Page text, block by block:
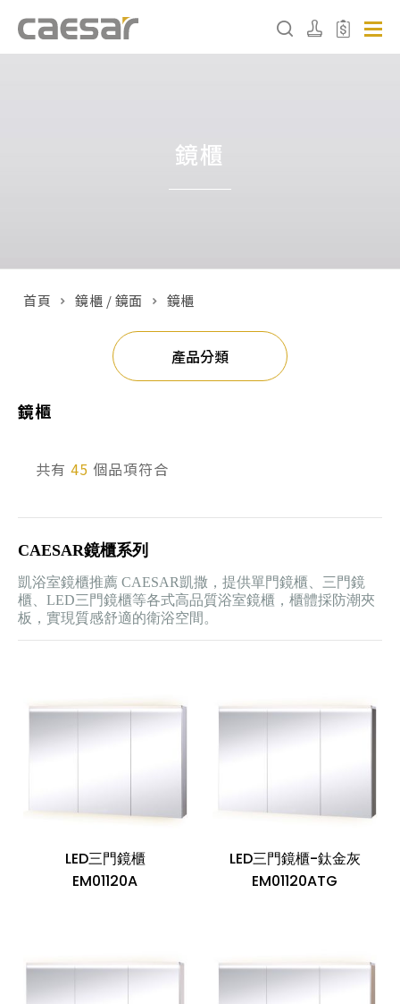
搜尋產品
搜尋產品
鏡櫃
首頁 鏡櫃 / 鏡面 鏡櫃
產品分類
鏡櫃
共有 45 個品項符合
CAESAR鏡櫃系列
凱浴室鏡櫃推薦 CAESAR凱撒，提供單門鏡櫃、三門鏡
櫃、LED三門鏡櫃等各式高品質浴室鏡櫃，櫃體採防潮夾
板，實現質感舒適的衛浴空間。
LED三門鏡櫃
EM01120A
LED三門鏡櫃-鈦金灰
EM01120ATG